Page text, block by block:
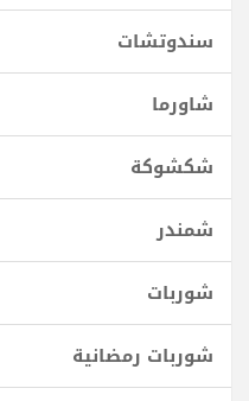
سندوتشات
شاورما
شكشوكة
شمندر
شوربات
شوربات رمضانية